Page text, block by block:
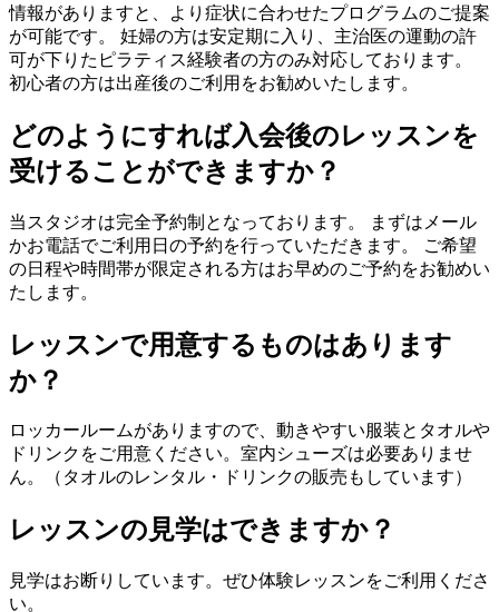
情報がありますと、より症状に合わせたプログラムのご提案
が可能です。 妊婦の方は安定期に入り、主治医の運動の許
可が下りたピラティス経験者の方のみ対応しております。
初心者の方は出産後のご利用をお勧めいたします。
どのようにすれば入会後のレッスンを
受けることができますか？
当スタジオは完全予約制となっております。 まずはメール
かお電話でご利用日の予約を行っていただきます。 ご希望
の日程や時間帯が限定される方はお早めのご予約をお勧めい
たします。
レッスンで用意するものはあります
か？
ロッカールームがありますので、動きやすい服装とタオルや
ドリンクをご用意ください。室内シューズは必要ありませ
ん。（タオルのレンタル・ドリンクの販売もしています）
レッスンの見学はできますか？
見学はお断りしています。ぜひ体験レッスンをご利用くださ
い。